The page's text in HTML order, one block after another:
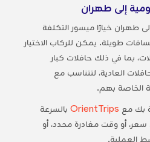
إلى طهران
طهران خيارًا ميسور التكلفة
طويلة. يمكن للركاب الاختيار
بما في ذلك حافلات كبار
العادية، لتتناسب مع
الخاصة بهم.
بك مع OrientTripsبالسرعة
أو وقت مغادرة محدد، أو
العملية.